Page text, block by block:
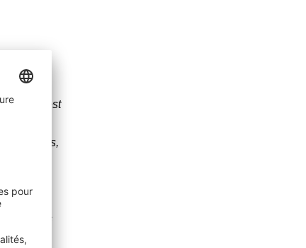
guitare est
breaks,
écrites à
sommets
un